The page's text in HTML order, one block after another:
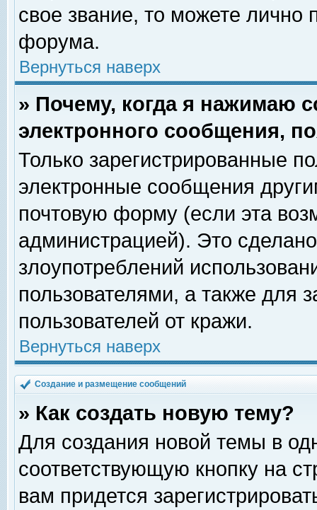
свое звание, то можете лично
форума.
Вернуться наверх
» Почему, когда я нажимаю
электронного сообщения,
Только зарегистрированные
электронные сообщения
почтовую форму (если эта
администрацией). Это
злоупотреблений
пользователями, а также для
пользователей от кражи.
Вернуться наверх
Создание и размещение сообщений
» Как создать новую тему?
Для создания новой темы в
соответствующую кнопку на
вам придется